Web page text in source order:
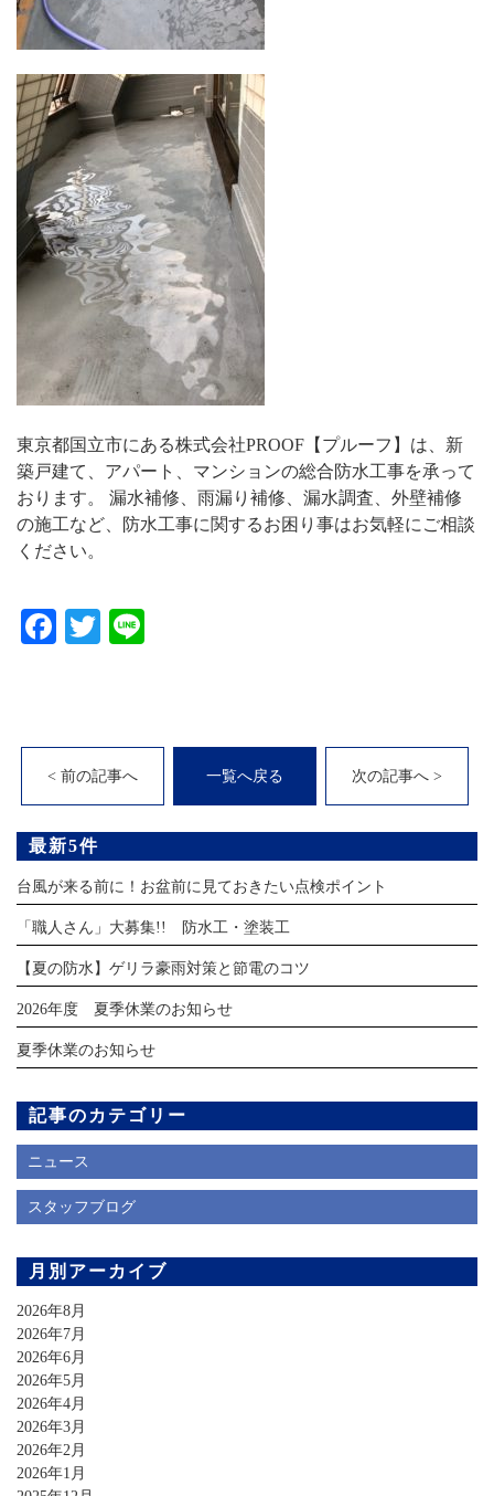
東京都国立市にある株式会社PROOF【プルーフ】は、新
築戸建て、アパート、マンションの総合防水工事を承って
おります。 漏水補修、雨漏り補修、漏水調査、外壁補修
の施工など、防水工事に関するお困り事はお気軽にご相談
ください。
Facebook
Twitter
< 前の記事へ 一覧へ戻る 次の記事へ >
最新5件
台風が来る前に！お盆前に見ておきたい点検ポイント
「職人さん」大募集!! 防水工・塗装工
【夏の防水】ゲリラ豪雨対策と節電のコツ
2026年度 夏季休業のお知らせ
夏季休業のお知らせ
記事のカテゴリー
ニュース
スタッフブログ
月別アーカイブ
2026年8月
2026年7月
2026年6月
2026年5月
2026年4月
2026年3月
2026年2月
2026年1月